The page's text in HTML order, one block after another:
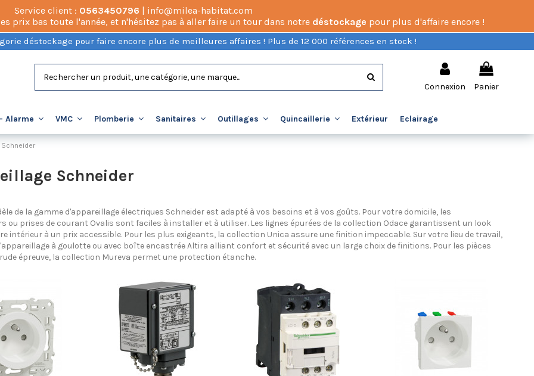
Service client : 0563450796 | info@milea-habitat.com
prix bas toute l'année, et n'hésitez pas à aller faire un tour dans notre déstockage pour plus d'affaire encore !
déstockage pour faire encore plus de meilleures affaires ! Plus de 12 000 références en stock !
Connexion Panier
Alarme VMC Plomberie Sanitaires Outillages Quincaillerie Extérieur Eclairage
Schneider
de la gamme d'appareillage électriques Schneider est adapté à vos besoins et à vos goûts. Pour votre domicile, les
ou prises de courant Ovalis sont faciles à installer et à utiliser. Les lignes épurées de la collection Odace garantissent un look
intérieur à un prix accessible. Pour les plus exigeants, la collection Unica assure une finition impeccable. Sur votre lieu de travail,
à goulotte ou avec boîte encastrée Altira alliant confort et sécurité avec un large choix de finitions. Pour les pièces
épreuve, la collection Mureva permet une protection étanche.